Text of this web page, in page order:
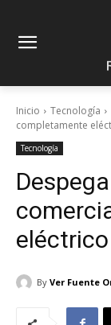
Inicio Tecnología
completamente
Tecnología
eléctrico
By Ver Fuente